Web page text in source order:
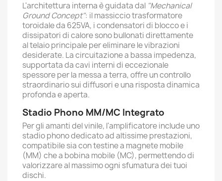
L'architettura interna è guidata dal "Mechanical
Ground Concept": il massiccio trasformatore
toroidale da 625VA, i condensatori di blocco e i
dissipatori di calore sono bullonati direttamente
al telaio principale per eliminare le vibrazioni
desiderate. La circuitazione a bassa impedenza,
supportata da cavi interni di eccezionale
spessore per la messa a terra, offre un controllo
straordinario sui diffusori e una risposta dinamica
profonda e aperta.
Stadio Phono MM/MC Integrato
Per gli amanti del vinile, l'amplificatore include uno
stadio phono dedicato ad altissime prestazioni,
compatibile sia con testine a magnete mobile
(MM) che a bobina mobile (MC), permettendo di
valorizzare al massimo ogni sfumatura dei tuoi
dischi.